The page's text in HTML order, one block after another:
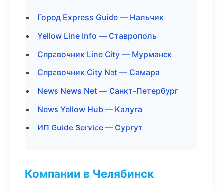
Город Express Guide — Нальчик
Yellow Line Info — Ставрополь
Справочник Line City — Мурманск
Справочник City Net — Самара
News News Net — Санкт-Петербург
News Yellow Hub — Калуга
ИП Guide Service — Сургут
Компании в Челябинск